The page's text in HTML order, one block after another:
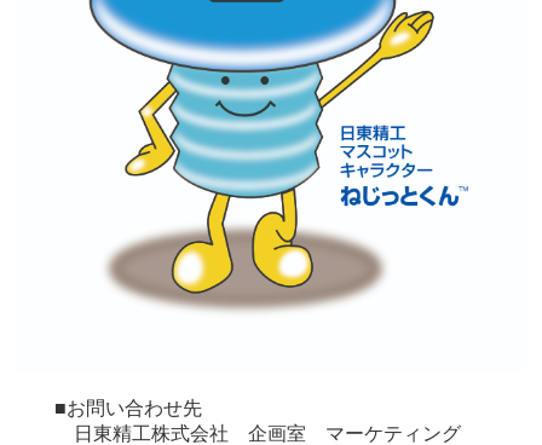
■お問い合わせ先
日東精工株式会社 企画室 マーケティング